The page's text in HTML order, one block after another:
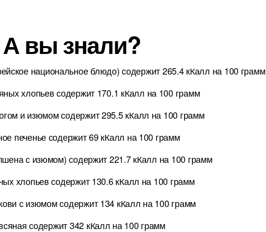
А вы знали?
национальное блюдо) содержит 265.4 кКалл на 100 грамм
хлопьев содержит 170.1 кКалл на 100 грамм
и изюмом содержит 295.5 кКалл на 100 грамм
печенье содержит 69 кКалл на 100 грамм
с изюмом) содержит 221.7 кКалл на 100 грамм
хлопьев содержит 130.6 кКалл на 100 грамм
с изюмом содержит 134 кКалл на 100 грамм
содержит 342 кКалл на 100 грамм